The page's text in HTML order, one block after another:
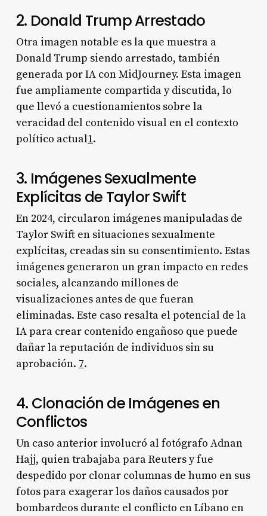
2. Donald Trump Arrestado
Otra imagen notable es la que muestra a
Donald Trump siendo arrestado, también
generada por IA con MidJourney. Esta imagen
fue ampliamente compartida y discutida, lo
que llevó a cuestionamientos sobre la
veracidad del contenido visual en el contexto
político actual1.
3. Imágenes Sexualmente
Explícitas de Taylor Swift
En 2024, circularon imágenes manipuladas de
Taylor Swift en situaciones sexualmente
explícitas, creadas sin su consentimiento. Estas
imágenes generaron un gran impacto en redes
sociales, alcanzando millones de
visualizaciones antes de que fueran
eliminadas. Este caso resalta el potencial de la
IA para crear contenido engañoso que puede
dañar la reputación de individuos sin su
aprobación. 7.
4. Clonación de Imágenes en
Conflictos
Un caso anterior involucró al fotógrafo Adnan
Hajj, quien trabajaba para Reuters y fue
despedido por clonar columnas de humo en sus
fotos para exagerar los daños causados por
bombardeos durante el conflicto en Líbano en